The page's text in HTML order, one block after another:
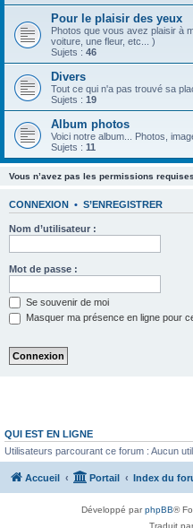
Pour le plaisir des yeux
Photos que vous avez plaisir à
voiture, une fleur, etc... )
Sujets : 46
Divers
Tout ce qui n'a pas trouvé sa
Sujets : 19
Album photos
Voici notre album... Photos,
Sujets : 11
Vous n’avez pas les permissions
CONNEXION • S’ENREGISTRER
Nom d’utilisateur :
Mot de passe :
Se souvenir de moi
Masquer ma présence en ligne pour
QUI EST EN LIGNE
Utilisateurs parcourant ce forum : Aucun
Accueil Portail Index du
Développé parphpBB®
Traduit